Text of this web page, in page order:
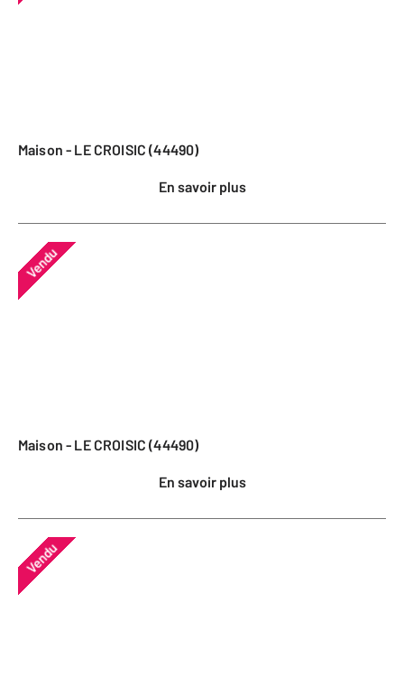
Maison - LE CROISIC (44490)
En savoir plus
Vendu
Maison - LE CROISIC (44490)
En savoir plus
Vendu